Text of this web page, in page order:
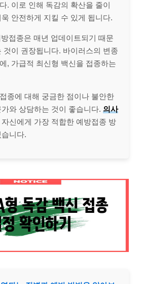
. 이로 인해 독감의 확산을 줄이
안전하게 지킬 수 있게 됩니다.
접종은 매년 업데이트되기 때문
것이 권장됩니다. 바이러스의 변종
, 가급적 최신형 백신을 접종하는
종에 대해 궁금한 점이나 불안한
와 상담하는 것이 좋습니다. 의사
신에게 가장 적합한 예방접종 방
니다.